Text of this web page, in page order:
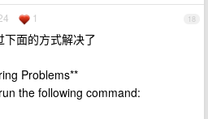
18
1
面的方式解决了
Problems**
the following command: